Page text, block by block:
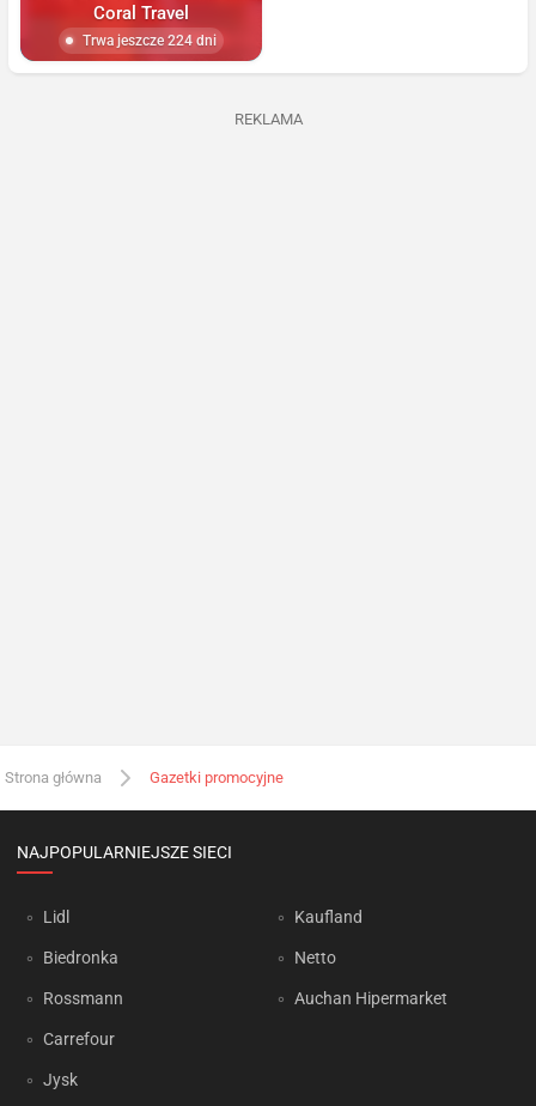
Coral Travel
Trwa jeszcze 224 dni
REKLAMA
Strona główna Gazetki promocyjne
NAJPOPULARNIEJSZE SIECI
Lidl
Biedronka
Rossmann
Carrefour
Jysk
Kaufland
Netto
Auchan Hipermarket